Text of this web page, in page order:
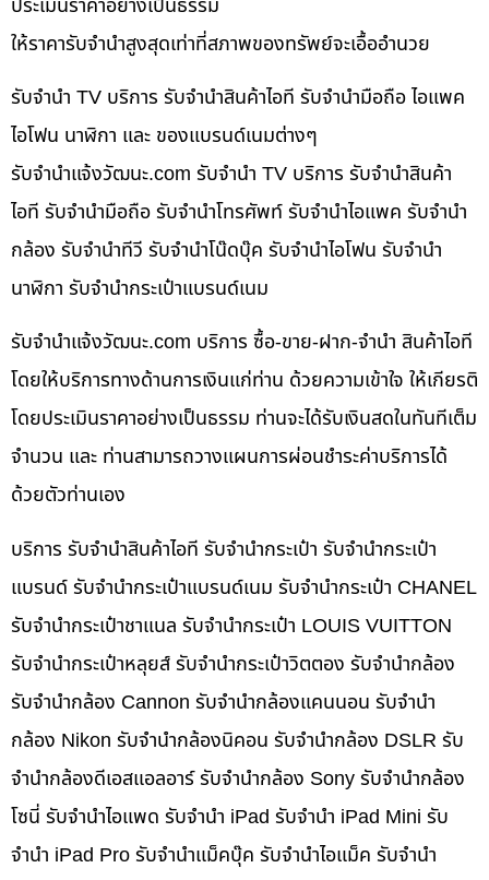
ให้ราคารับจำนำสูงสุดเท่าที่สภาพของทรัพย์จะเอื้ออำนวย
รับจำนำ TV บริการ รับจำนำสินค้าไอที รับจำนำมือถือ ไอแพค
ไอโฟน นาฬิกา และ ของแบรนด์เนมต่างๆ
รับจํานําแจ้งวัฒนะ.com รับจำนำ TV บริการ รับจำนำสินค้า
ไอที รับจำนำมือถือ รับจำนำโทรศัพท์ รับจำนำไอแพค รับจำนำ
กล้อง รับจำนำทีวี รับจำนำโน๊ดบุ๊ค รับจำนำไอโฟน รับจำนำ
นาฬิกา รับจำนำกระเป๋าแบรนด์เนม
รับจํานําแจ้งวัฒนะ.com บริการ ซื้อ-ขาย-ฝาก-จำนำ สินค้าไอที
โดยให้บริการทางด้านการเงินแก่ท่าน ด้วยความเข้าใจ ให้เกียรติ
โดยประเมินราคาอย่างเป็นธรรม ท่านจะได้รับเงินสดในทันทีเต็ม
จำนวน และ ท่านสามารถวางแผนการผ่อนชำระค่าบริการได้
ด้วยตัวท่านเอง
บริการ รับจำนำสินค้าไอที รับจำนำกระเป๋า รับจำนำกระเป๋า
แบรนด์ รับจำนำกระเป๋าแบรนด์เนม รับจำนำกระเป๋า CHANEL
รับจำนำกระเป๋าชาแนล รับจำนำกระเป๋า LOUIS VUITTON
รับจำนำกระเป๋าหลุยส์ รับจำนำกระเป๋าวิตตอง รับจำนำกล้อง
รับจำนำกล้อง Cannon รับจำนำกล้องแคนนอน รับจำนำ
กล้อง Nikon รับจำนำกล้องนิคอน รับจำนำกล้อง DSLR รับ
จำนำกล้องดีเอสแอลอาร์ รับจำนำกล้อง Sony รับจำนำกล้อง
โซนี่ รับจำนำไอแพด รับจำนำ iPad รับจำนำ iPad Mini รับ
จำนำ iPad Pro รับจำนำแม็คบุ๊ค รับจำนำไอแม็ค รับจำนำ